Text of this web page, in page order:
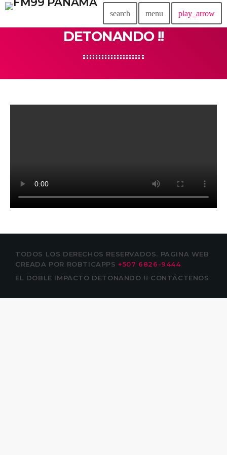
search menu play_arrow
DETONANDO !!
TODOS LOS DERECHOS RESERVADOS. PAGINA WEB
CREADA POR ROBTICAPPS+507 6826-9444
EL DOBLE IMPACTO DETONANDO !! CONTÁCTENOS